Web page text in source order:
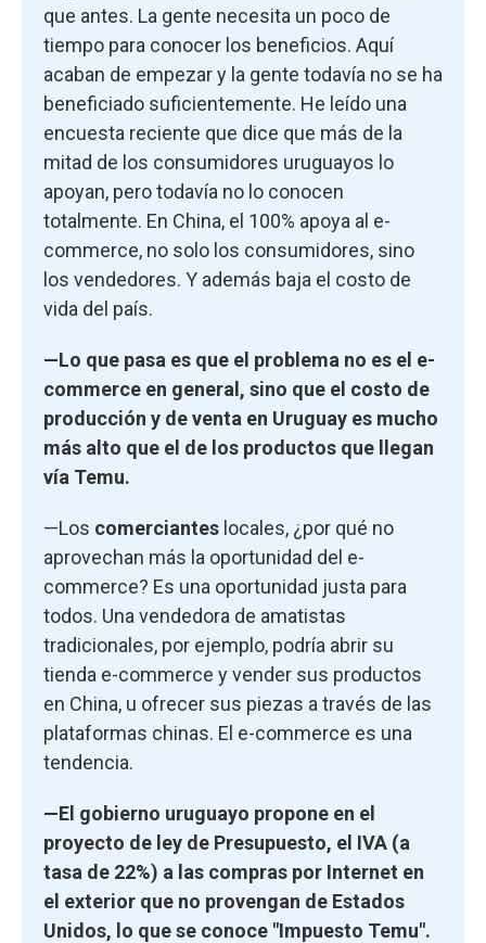
que antes. La gente necesita un poco de
tiempo para conocer los beneficios. Aquí
acaban de empezar y la gente todavía no se ha
beneficiado suficientemente. He leído una
encuesta reciente que dice que más de la
mitad de los consumidores uruguayos lo
apoyan, pero todavía no lo conocen
totalmente. En China, el 100% apoya al e-
commerce, no solo los consumidores, sino
los vendedores. Y además baja el costo de
vida del país.
—Lo que pasa es que el problema no es el e-
commerce en general, sino que el costo de
producción y de venta en Uruguay es mucho
más alto que el de los productos que llegan
vía Temu.
—Los comerciantes locales, ¿por qué no
aprovechan más la oportunidad del e-
commerce? Es una oportunidad justa para
todos. Una vendedora de amatistas
tradicionales, por ejemplo, podría abrir su
tienda e-commerce y vender sus productos
en China, u ofrecer sus piezas a través de las
plataformas chinas. El e-commerce es una
tendencia.
—El gobierno uruguayo propone en el
proyecto de ley de Presupuesto, el IVA (a
tasa de 22%) a las compras por Internet en
el exterior que no provengan de Estados
Unidos, lo que se conoce "Impuesto Temu".